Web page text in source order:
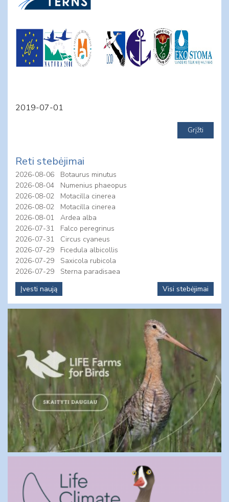
2019-07-01
Reti stebėjimai
2026-08-06
Botaurus minutus
2026-08-04
Numenius phaeopus
2026-08-02
Motacilla cinerea
2026-08-02
Motacilla cinerea
2026-08-01
Ardea alba
2026-07-31
Falco peregrinus
2026-07-31
Circus cyaneus
2026-07-29
Ficedula albicollis
2026-07-29
Saxicola rubicola
2026-07-29
Sterna paradisaea
Įvesti naują
Visi stebėjimai